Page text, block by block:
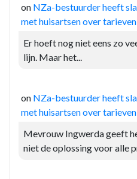
on NZa-bestuurder heeft
met huisartsen over tarieven
Er hoeft nog niet eens zo
lijn. Maar het...
on NZa-bestuurder heeft
met huisartsen over tarieven
Mevrouw Ingwerda geeft
niet de oplossing voor alle